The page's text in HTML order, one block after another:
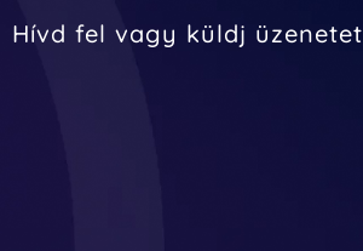
Hívd fel vagy küldj üzenetet